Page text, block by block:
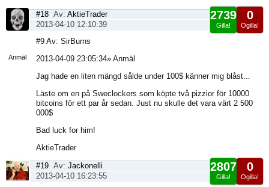
Anmäl
0
Ogilla!
2739
Gilla!
#18 Av: AktieTrader
2013-04-10 12:10:39
#9 Av: SirBurns
2013-04-09 23:05:34» Anmäl
Jag hade en liten mängd sålde under 100$ känner mig blåst...
Läste om en på Sweclockers som köpte två pizzior för 10000
bitcoins för ett par år sedan. Just nu skulle det vara värt 2 500
000$
Bad luck for him!
AktieTrader
0
Ogilla!
2807
Gilla!
#19 Av: Jackonelli
2013-04-10 16:23:55